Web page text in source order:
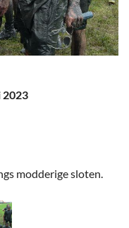
2023
modderige sloten.